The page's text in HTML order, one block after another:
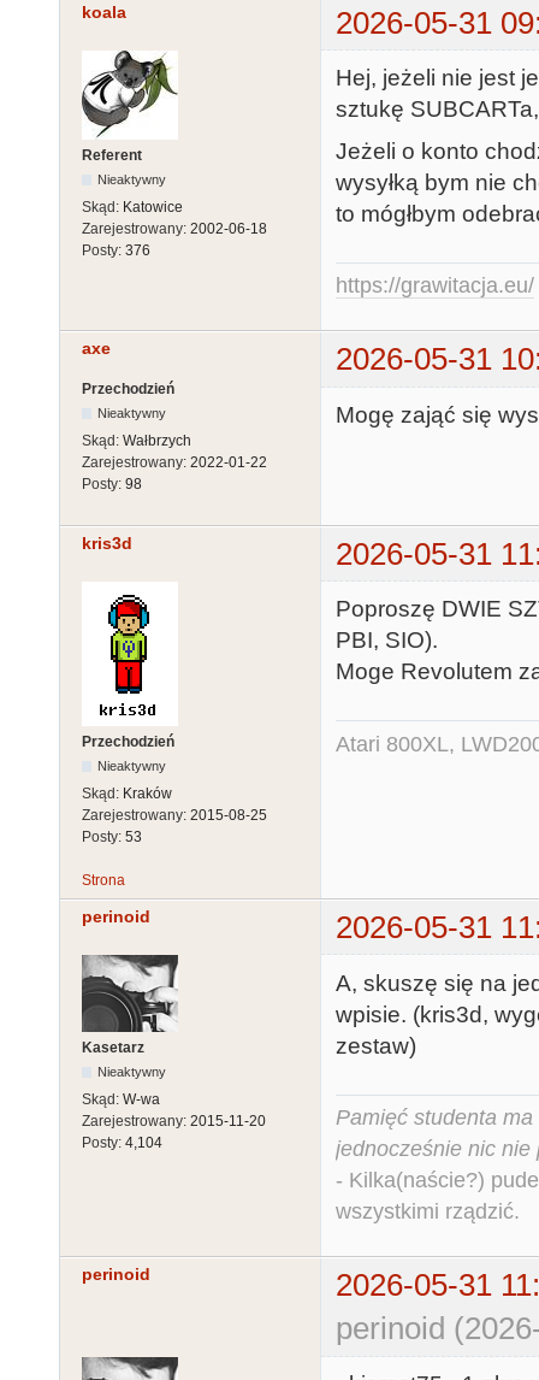
koala 2026-05-31
Referent
Nieaktywny
Skąd: Katowice
Zarejestrowany: 2002-06-18
Posty: 376
Hej, jeżeli nie jest
sztukę
Jeżeli o konto
wysyłką bym nie
to mógłbym
https://grawitacja.eu/
axe 2026-05-31
Przechodzień
Nieaktywny
Skąd: Wałbrzych
Zarejestrowany: 2022-01-22
Posty: 98
Mogę zająć się
kris3d 2026-05-31
Przechodzień
Nieaktywny
Skąd: Kraków
Zarejestrowany: 2015-08-25
Posty: 53
Poproszę DWIE
PBI, SIO).
Moge Revolutem
Atari 800XL,
Strona
perinoid 2026-05-31
Kasetarz
Nieaktywny
Skąd: W-wa
Zarejestrowany: 2015-11-20
Posty: 4,104
A, skuszę się na
wpisie. (kris3d,
zestaw)
Pamięć studenta
jednocześnie nic nie
- Kilka(naście?)
wszystkimi rządzić.
perinoid
2026-05-31
perinoid